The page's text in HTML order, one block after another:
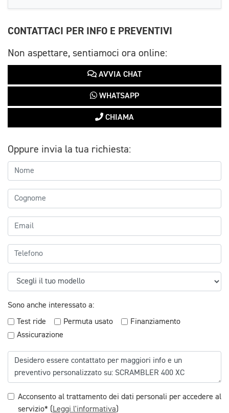
CONTATTACI PER INFO E PREVENTIVI
Non aspettare, sentiamoci ora online:
AVVIA CHAT
WHATSAPP
CHIAMA
Oppure invia la tua richiesta:
Sono anche interessato a:
Test ride
Permuta usato
Finanziamento
Assicurazione
Acconsento al trattamento dei dati personali per accedere al
servizio* (Leggi l'informativa)